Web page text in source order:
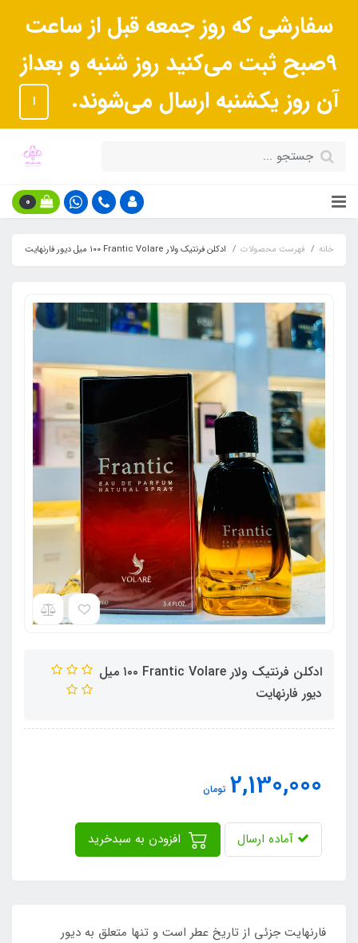
سفارشی که روز جمعه قبل از ساعت
9صبح ثبت می‌کنید روز شنبه و بعداز
آن روز یکشنبه ارسال می‌شوند.
ا
0
خانه فهرست محصولات ادکلن فرنتیک ولار Frantic Volare ١٠٠ میل دیور فارنهایت
ادکلن فرنتیک ولار Frantic Volare ١٠٠ میل
دیور فارنهایت
2,130,000 تومان
آماده ارسال
فارنهایت جزئی از تاریخ عطر است و تنها متعلق به دیور